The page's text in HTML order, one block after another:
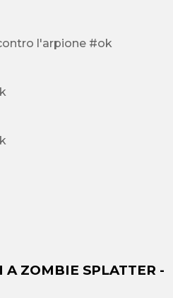
l'arpione #ok
ZOMBIE SPLATTER -